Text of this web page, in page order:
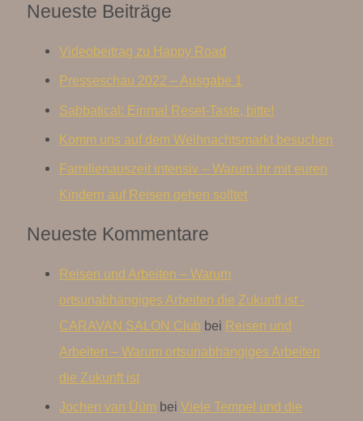
Neueste Beiträge
Videobeitrag zu Happy Road
Presseschau 2022 – Ausgabe 1
Sabbatical: Einmal Reset-Taste, bitte!
Komm uns auf dem Weihnachtsmarkt besuchen
Familienauszeit intensiv – Warum ihr mit euren
Kindern auf Reisen gehen solltet
Neueste Kommentare
Reisen und Arbeiten – Warum
ortsunabhängiges Arbeiten die Zukunft ist -
CARAVAN SALON Club bei Reisen und
Arbeiten – Warum ortsunabhängiges Arbeiten
die Zukunft ist
Jochen van Üüm beiViele Tempel und die